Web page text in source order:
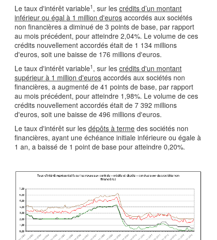
Le taux d'intérêt variable1 , sur les crédits d’un montant
inférieur ou égal à 1 million d'euros accordés aux sociétés
non financières a diminué de 3 points de base, par rapport
au mois précédent, pour atteindre 2,04%. Le volume de ces
crédits nouvellement accordés était de 1 134 millions
d'euros, soit une baisse de 176 millions d'euros.
Le taux d'intérêt variable1 , sur les crédits d'un montant
supérieur à 1 million d'euros accordés aux sociétés non
financières, a augmenté de 41 points de base, par rapport
au mois précédent, pour atteindre 1,98%. Le volume de ces
crédits nouvellement accordés était de 7 392 millions
d'euros, soit une baisse de 496 millions d'euros.
Le taux d'intérêt sur les dépôts à terme des sociétés non
financières, ayant une échéance initiale inférieure ou égale à
1 an, a baissé de 1 point de base pour atteindre 0,20%.